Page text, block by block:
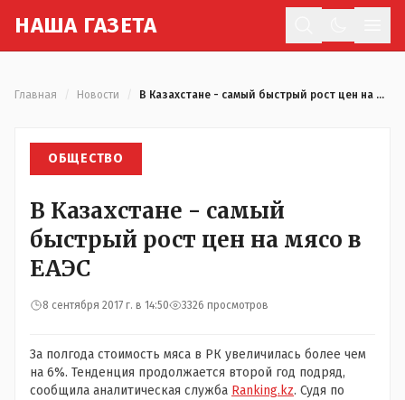
НАША ГАЗЕТА
Главная Новости В Казахстане - самый быстрый рост цен на мясо в ЕАЭС
ОБЩЕСТВО
В Казахстане - самый
быстрый рост цен на мясо в
ЕАЭС
8 сентября 2017 г. в 14:50 3326 просмотров
За полгода стоимость мяса в РК увеличилась более чем
на 6%. Тенденция продолжается второй год подряд,
сообщила аналитическая служба Ranking.kz. Судя по